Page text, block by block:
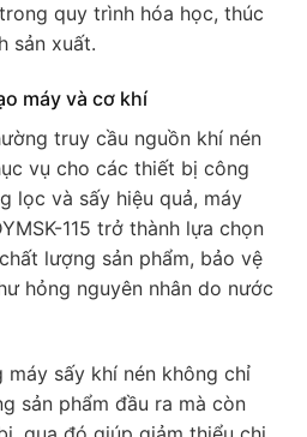
quy trình hóa học, thúc
sản xuất.
máy và cơ khí
truy cầu nguồn khí nén
vụ cho các thiết bị công
lọc và sấy hiệu quả, máy
115 trở thành lựa chọn
lượng sản phẩm, bảo vệ
hỏng nguyên nhân do nước
máy sấy khí nén không chỉ
sản phẩm đầu ra mà còn